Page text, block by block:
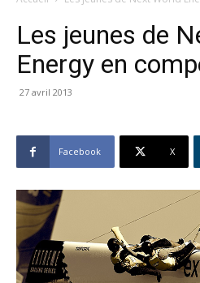
Les jeunes de
Energy en
27 avril 2013
Facebook X